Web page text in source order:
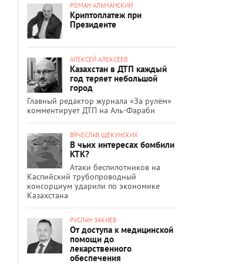
РОМАН АЛЬМАНСКИЙ
Криптоплатеж при
Президенте
АЛЕКСЕЙ АЛЕКСЕЕВ
Казахстан в ДТП каждый
год теряет небольшой
город
Главный редактор журнала «За рулём»
комментирует ДТП на Аль-Фараби
ВЯЧЕСЛАВ ЩЕКУНСКИХ
В чьих интересах бомбили
КТК?
Атаки беспилотников на
Каспийский трубопроводный
консорциум ударили по экономике
Казахстана
РУСЛАН ЗАКИЕВ
От доступа к медицинской
помощи до
лекарственного
обеспечения